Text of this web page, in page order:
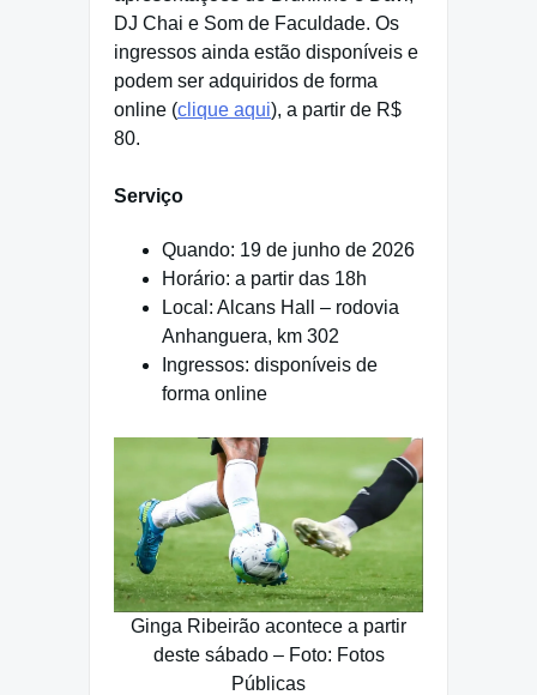
DJ Chai e Som de Faculdade. Os
ingressos ainda estão disponíveis e
podem ser adquiridos de forma
online (clique aqui), a partir de R$
80.
Serviço
Quando: 19 de junho de 2026
Horário: a partir das 18h
Local: Alcans Hall – rodovia
Anhanguera, km 302
Ingressos: disponíveis de
forma online
Ginga Ribeirão acontece a partir
deste sábado – Foto: Fotos
Públicas